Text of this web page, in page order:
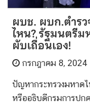
ผบช. ผบก.ตำร
ไหน? รัฐมนตรี
ผับเถื่อนเอง!
กรกฎาคม 8, 2024
ปัญหากระทรวงมหาด
หรืออธิบดีกรมการปก